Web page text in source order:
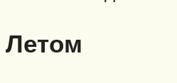
Летом